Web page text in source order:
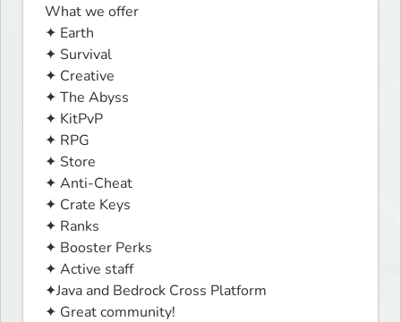
What we offer
✦ Earth
✦ Survival
✦ Creative
✦ The Abyss
✦ KitPvP
✦ RPG
✦ Store
✦ Anti-Cheat
✦ Crate Keys
✦ Ranks
✦ Booster Perks
✦ Active staff
✦Java and Bedrock Cross Platform
✦ Great community!